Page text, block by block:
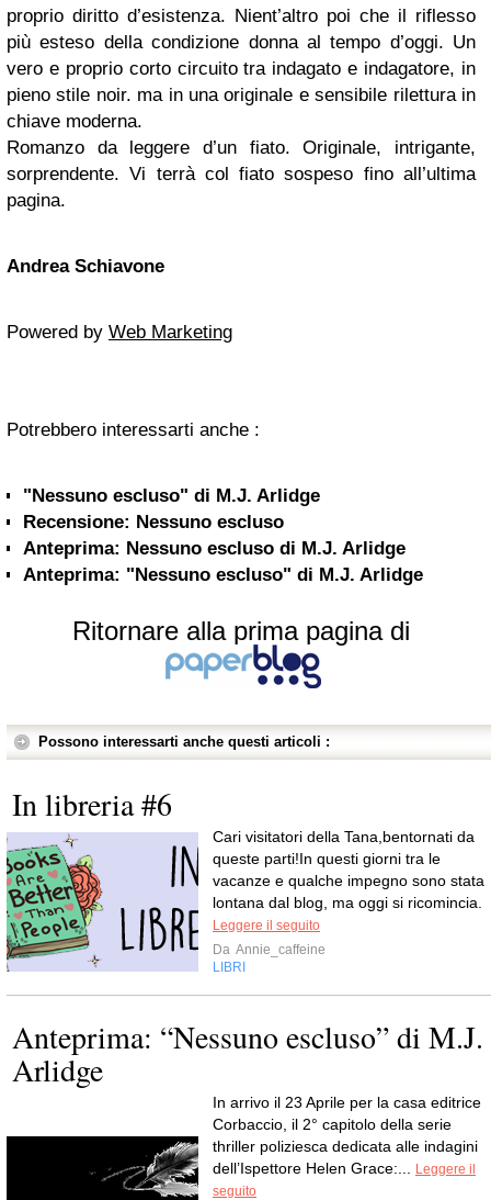
proprio diritto d’esistenza. Nient’altro poi che il riflesso
più esteso della condizione donna al tempo d’oggi. Un
vero e proprio corto circuito tra indagato e indagatore, in
pieno stile noir. ma in una originale e sensibile rilettura in
chiave moderna.
Romanzo da leggere d’un fiato. Originale, intrigante,
sorprendente. Vi terrà col fiato sospeso fino all’ultima
pagina.
Andrea Schiavone
Powered by Web Marketing
Potrebbero interessarti anche :
"Nessuno escluso" di M.J. Arlidge
Recensione: Nessuno escluso
Anteprima: Nessuno escluso di M.J. Arlidge
Anteprima: "Nessuno escluso" di M.J. Arlidge
Ritornare alla prima pagina di
Possono interessarti anche questi articoli :
In libreria #6
Cari visitatori della Tana,bentornati da
queste parti!In questi giorni tra le
vacanze e qualche impegno sono stata
lontana dal blog, ma oggi si ricomincia.
Leggere il seguito
Da Annie_caffeine
LIBRI
Anteprima: “Nessuno escluso” di M.J.
Arlidge
In arrivo il 23 Aprile per la casa editrice
Corbaccio, il 2° capitolo della serie
thriller poliziesca dedicata alle indagini
dell’Ispettore Helen Grace:...
Leggere il
seguito